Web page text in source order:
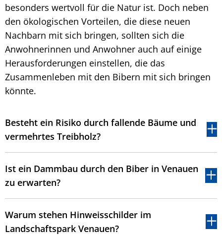
besonders wertvoll für die Natur ist. Doch neben
den ökologischen Vorteilen, die diese neuen
Nachbarn mit sich bringen, sollten sich die
Anwohnerinnen und Anwohner auch auf einige
Herausforderungen einstellen, die das
Zusammenleben mit den Bibern mit sich bringen
könnte.
Besteht ein Risiko durch fallende Bäume und
vermehrtes Treibholz?
Ist ein Dammbau durch den Biber in Venauen
zu erwarten?
Warum stehen Hinweisschilder im
Landschaftspark Venauen?